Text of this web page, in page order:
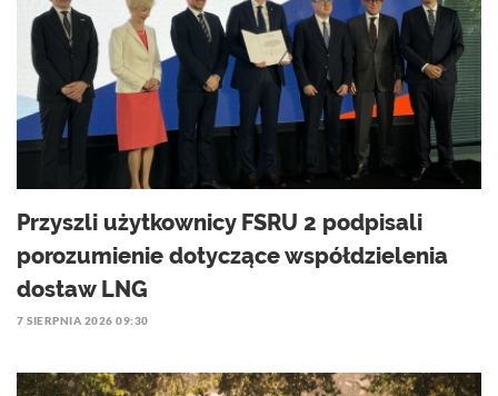
Przyszli użytkownicy FSRU 2 podpisali
porozumienie dotyczące współdzielenia
dostaw LNG
7 SIERPNIA 2026 09:30